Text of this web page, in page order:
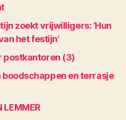
zoekt vrijwilligers: ‘Hun
het festijn’
postkantoren (3)
boodschappen en terrasje
LEMMER